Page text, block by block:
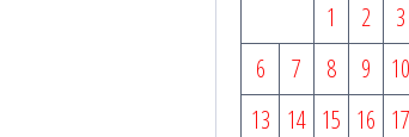
1
2 3
6
7 8 9 10
13 14 15 16 17